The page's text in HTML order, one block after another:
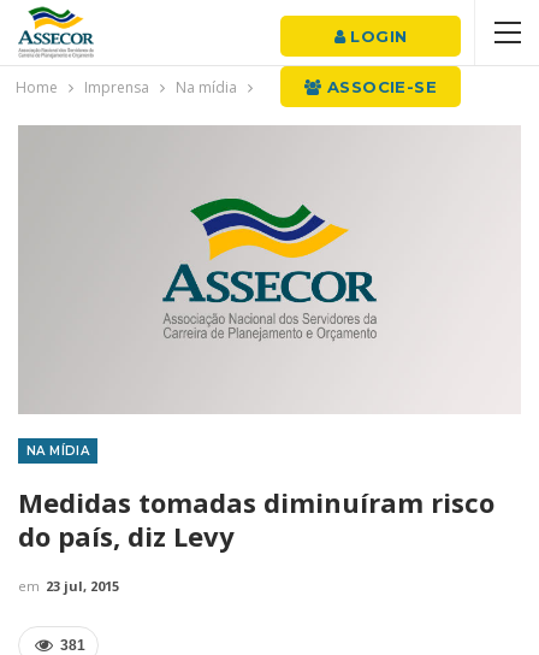
LOGIN
ASSOCIE-SE
Home Imprensa Na mídia
NA MÍDIA
Medidas tomadas diminuíram risco
do país, diz Levy
em 23 jul, 2015
381